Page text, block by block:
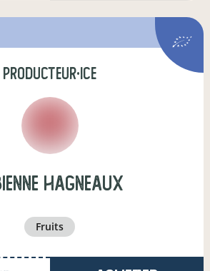
producteur·ice
Hagneaux
fruits